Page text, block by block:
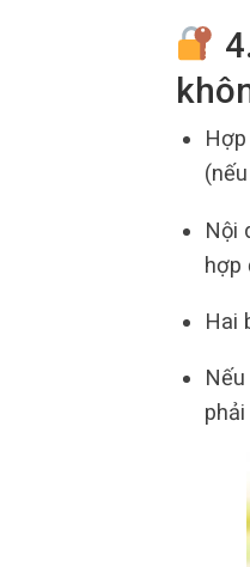
Nội
hợp
Hai